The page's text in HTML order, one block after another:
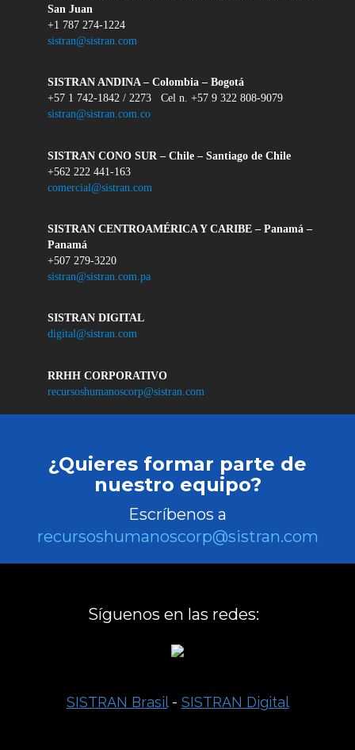
San Juan
+1 787 274-1224
sistran@sistran.com
SISTRAN ANDINA – Colombia – Bogotá
+57 1 742-1842 / 2273 Cel n. +57 9 322 808-9079
sistran@sistran.com.co
SISTRAN CONO SUR – Chile – Santiago de Chile
+562 222 441-163
comercial@sistran.com
SISTRAN CENTROAMÉRICA Y CARIBE – Panamá –
Panamá
+507 279-3220
sistran@sistran.com.pa
SISTRAN DIGITAL
digital@sistran.com
RRHH CORPORATIVO
recursoshumanoscorp@sistran.com
¿Quieres formar parte de
nuestro equipo?
Escríbenos a
recursoshumanoscorp@sistran.com
Síguenos en las redes:
SISTRAN Brasil- SISTRAN Digital